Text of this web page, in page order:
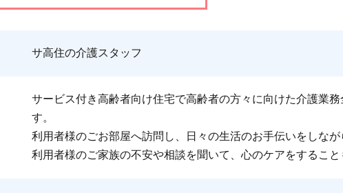
サ高住の介護スタッフ
サービス付き高齢者向け住宅で高齢者の方々に向けた介護業
す。
利用者様のごお部屋へ訪問し、日々の生活のお手伝いをしな
利用者様のご家族の不安や相談を聞いて、心のケアをすること